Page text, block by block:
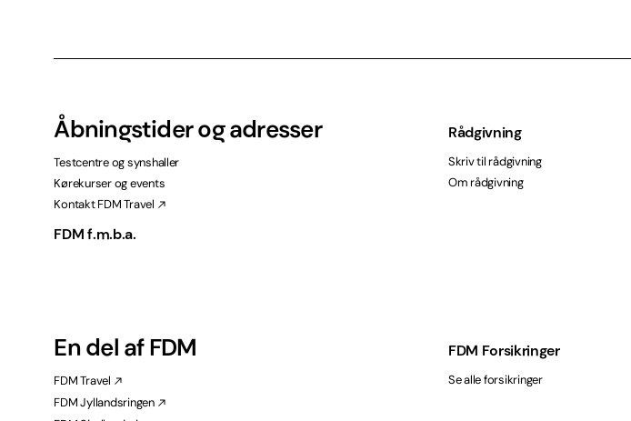
Åbningstider og adresser
Testcentre og synshaller
Kørekurser og events
Kontakt FDM Travel
FDM f.m.b.a.
En del af FDM
FDM Travel
FDM Jyllandsringen
Rådgivning
Skriv til rådgivning
Om rådgivning
FDM Forsikringer
Se alle forsikringer